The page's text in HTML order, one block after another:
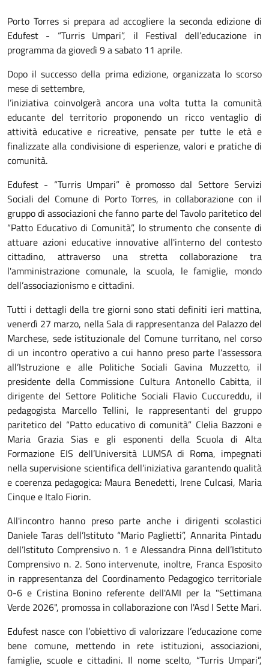
Porto Torres si prepara ad accogliere la seconda edizione di
Edufest - “Turris Umpari”, il Festival dell’educazione in
programma da giovedì 9 a sabato 11 aprile.
Dopo il successo della prima edizione, organizzata lo scorso
mese di settembre,
l’iniziativa coinvolgerà ancora una volta tutta la comunità
educante del territorio proponendo un ricco ventaglio di
attività educative e ricreative, pensate per tutte le età e
finalizzate alla condivisione di esperienze, valori e pratiche di
comunità.
Edufest - “Turris Umpari” è promosso dal Settore Servizi
Sociali del Comune di Porto Torres, in collaborazione con il
gruppo di associazioni che fanno parte del Tavolo paritetico del
“Patto Educativo di Comunità”, lo strumento che consente di
attuare azioni educative innovative all'interno del contesto
cittadino, attraverso una stretta collaborazione tra
l'amministrazione comunale, la scuola, le famiglie, mondo
dell’associazionismo e cittadini.
Tutti i dettagli della tre giorni sono stati definiti ieri mattina,
venerdì 27 marzo, nella Sala di rappresentanza del Palazzo del
Marchese, sede istituzionale del Comune turritano, nel corso
di un incontro operativo a cui hanno preso parte l’assessora
all’Istruzione e alle Politiche Sociali Gavina Muzzetto, il
presidente della Commissione Cultura Antonello Cabitta, il
dirigente del Settore Politiche Sociali Flavio Cuccureddu, il
pedagogista Marcello Tellini, le rappresentanti del gruppo
paritetico del “Patto educativo di comunità” Clelia Bazzoni e
Maria Grazia Sias e gli esponenti della Scuola di Alta
Formazione EIS dell’Università LUMSA di Roma, impegnati
nella supervisione scientifica dell’iniziativa garantendo qualità
e coerenza pedagogica: Maura Benedetti, Irene Culcasi, Maria
Cinque e Italo Fiorin.
All'incontro hanno preso parte anche i dirigenti scolastici
Daniele Taras dell’Istituto “Mario Paglietti”, Annarita Pintadu
dell’Istituto Comprensivo n. 1 e Alessandra Pinna dell’Istituto
Comprensivo n. 2. Sono intervenute, inoltre, Franca Esposito
in rappresentanza del Coordinamento Pedagogico territoriale
0-6 e Cristina Bonino referente dell'AMI per la "Settimana
Verde 2026", promossa in collaborazione con l'Asd I Sette Mari.
Edufest nasce con l’obiettivo di valorizzare l’educazione come
bene comune, mettendo in rete istituzioni, associazioni,
famiglie, scuole e cittadini. Il nome scelto, “Turris Umpari”,